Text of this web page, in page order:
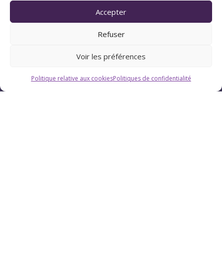
Accepter
Refuser
Voir les préférences
Politique relative aux cookiesPolitiques de confidentialité